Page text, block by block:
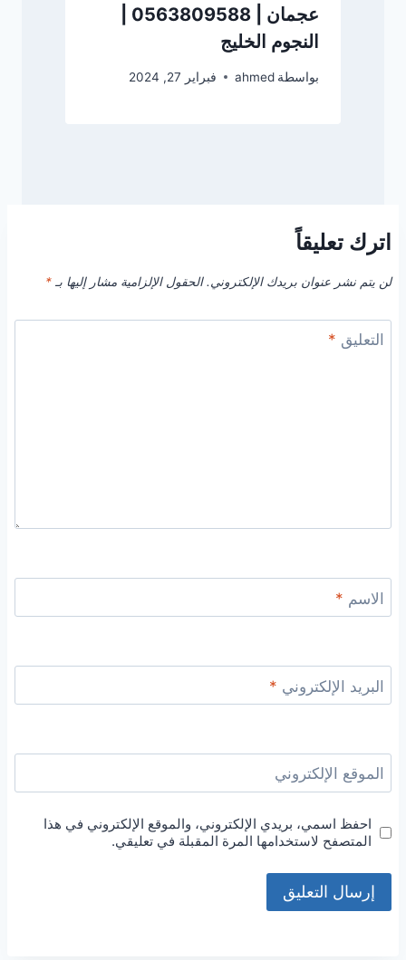
النجوم الخليج
بواسطة ahmed فبراير 27, 2024
اترك تعليقاً
لن يتم نشر عنوان بريدك الإلكتروني. الحقول الإلزامية مشار إليها بـ *
التعليق *
الاسم *
البريد الإلكتروني *
الموقع الإلكتروني
احفظ اسمي، بريدي الإلكتروني، والموقع الإلكتروني في هذا
المتصفح لاستخدامها المرة المقبلة في تعليقي.